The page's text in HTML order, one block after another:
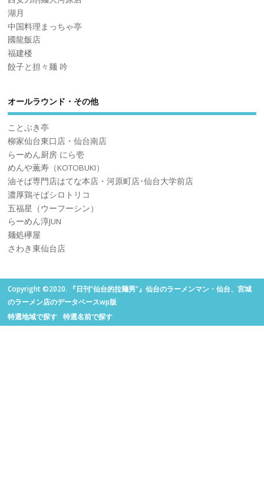
湖月
中国料理まっちゃ亭
國龍飯店
福建楼
餃子と担々麺 吟
オールラウンド・その他
ことぶき亭
柳家仙台東口店・仙台南店
らーめん厨房 にら壱
めんや薫寿（KOTOBUKI）
油そば専門店はてな本店・河原町店･仙台大学前店
濃厚鶏そばシロトリコ
五福星（ウーフーシン）
らーめん淳JUN
麺処欅屋
さわき東仙台店
Copyright ©2020. 『日刊“仙台的拉麺男”』仙台のラーメンマン・仙台、宮城
のラーメン店のデータベースwp版
特選地域で探す
特選名前で探す